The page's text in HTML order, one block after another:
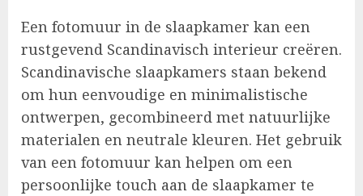
Een fotomuur in de slaapkamer kan een
rustgevend Scandinavisch interieur creëren.
Scandinavische slaapkamers staan bekend
om hun eenvoudige en minimalistische
ontwerpen, gecombineerd met natuurlijke
materialen en neutrale kleuren. Het gebruik
van een fotomuur kan helpen om een
persoonlijke touch aan de slaapkamer te